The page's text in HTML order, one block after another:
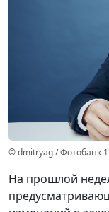
© dmitryag / Фотобанк
На прошлой